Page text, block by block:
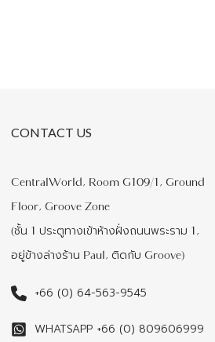
CONTACT US
CentralWorld, Room G109/1, Ground
Floor, Groove Zone
(ชั้น 1 ประตูทางเข้าห้างฝั่งถนนพระราม 1,
อยู่ข้างล่างร้าน Paul, ติดกับ Groove)
+66 (0) 64-563-9545
WHATSAPP +66 (0) 809606999